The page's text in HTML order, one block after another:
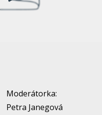
prehrávač
Moderátorka:
Petra Janegová